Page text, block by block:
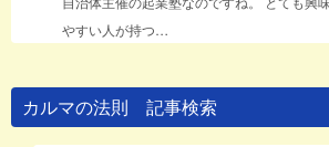
やすい人が持つ…
カルマの法則 記事検索